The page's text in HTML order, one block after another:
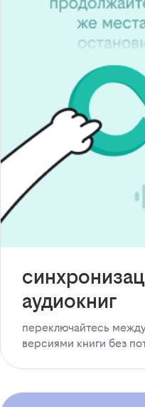
аудиокниг
переключайтесь
версиями книги без